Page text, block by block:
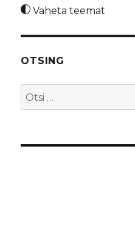
Vaheta teemat
OTSING
Otsi: